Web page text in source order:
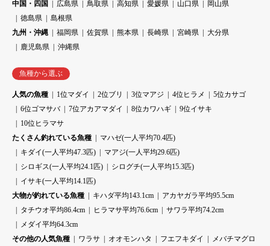
中国・四国
広島県 鳥取県 高知県 愛媛県 山口県
岡山県
徳島県
島根県
九州・沖縄
福岡県 佐賀県 熊本県 長崎県 宮崎県
大分県
鹿児島県
沖縄県
魚種から選ぶ
人気の魚種 1位マダイ 2位ブリ 3位マアジ 4位ヒラメ
5位カサゴ
6位ゴマサバ
7位アカアマダイ 8位カワハギ
9位イサキ
10位ヒラマサ
たくさん釣れている魚種
マハゼ(一人平均70.4匹)
キダイ(一人平均47.3匹)
マアジ(一人平均29.6匹)
シロギス(一人平均24.1匹)
シログチ(一人平均15.3匹)
イサキ(一人平均14.1匹)
大物が釣れている魚種
キハダ平均143.1cm
アカヤガラ平均95.5cm
タチウオ平均86.4cm
ヒラマサ平均76.6cm
サワラ平均74.2cm
メダイ平均64.3cm
その他の人気魚種
ワラサ オオモンハタ フエフキダイ
メバチマグロ